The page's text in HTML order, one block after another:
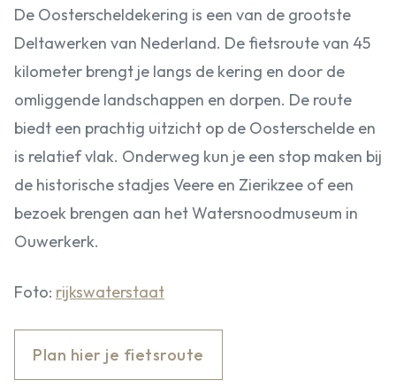
De Oosterscheldekering is een van de grootste
Deltawerken van Nederland. De fietsroute van 45
kilometer brengt je langs de kering en door de
omliggende landschappen en dorpen. De route
biedt een prachtig uitzicht op de Oosterschelde en
is relatief vlak. Onderweg kun je een stop maken bij
de historische stadjes Veere en Zierikzee of een
bezoek brengen aan het Watersnoodmuseum in
Ouwerkerk.
Foto: rijkswaterstaat
Plan hier je fietsroute